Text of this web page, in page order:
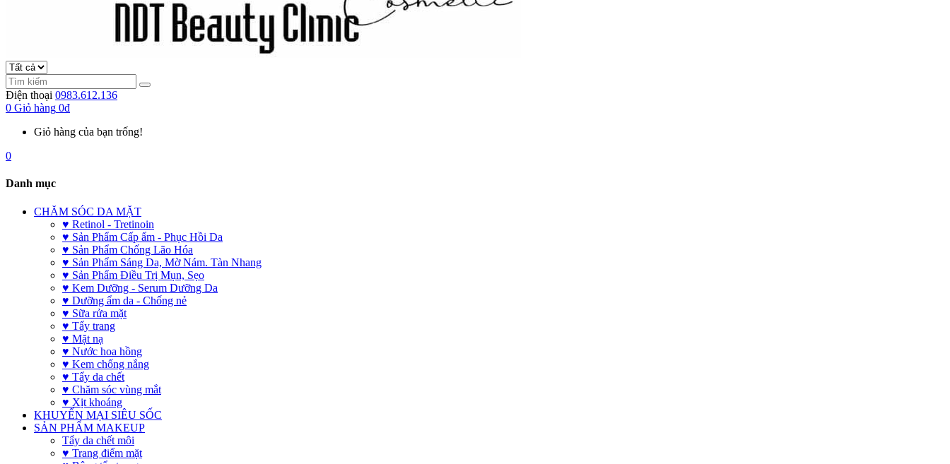
Điện thoại 0983.612.136
0 Giỏ hàng 0đ
Giỏ hàng của bạn trống!
0
Danh mục
CHĂM SÓC DA MẶT
♥ Retinol - Tretinoin
♥ Sản Phẩm Cấp ẩm - Phục Hồi Da
♥ Sản Phẩm Chống Lão Hóa
♥ Sản Phẩm Sáng Da, Mờ Nám. Tàn Nhang
♥ Sản Phẩm Điều Trị Mụn, Sẹo
♥ Kem Dưỡng - Serum Dưỡng Da
♥ Dưỡng ẩm da - Chống nẻ
♥ Sữa rửa mặt
♥ Tẩy trang
♥ Mặt nạ
♥ Nước hoa hồng
♥ Kem chống nắng
♥ Tẩy da chết
♥ Chăm sóc vùng mắt
♥ Xịt khoáng
KHUYẾN MẠI SIÊU SỐC
SẢN PHẨM MAKEUP
Tẩy da chết môi
♥ Trang điểm mặt